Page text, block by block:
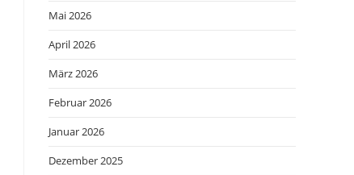
Mai 2026
April 2026
März 2026
Februar 2026
Januar 2026
Dezember 2025